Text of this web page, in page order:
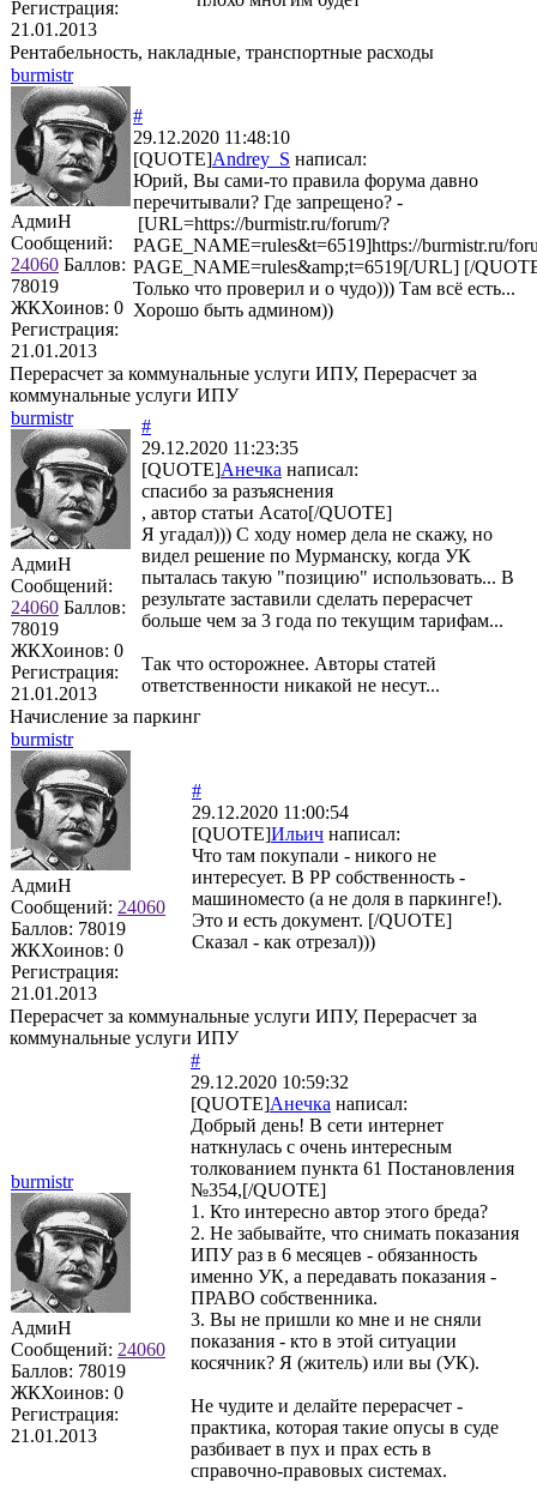
Регистрация:
21.01.2013
Рентабельность, накладные, транспортные расходы
burmistr
АдмиН
Сообщений:
24060 Баллов:
78019
ЖКХоинов: 0
Регистрация:
21.01.2013
#
29.12.2020 11:48:10
[QUOTE]Andrey_S написал:
Юрий, Вы сами-то правила форума давно
перечитывали? Где запрещено? -
[URL=https://burmistr.ru/forum/?
PAGE_NAME=rules&t=6519]https://burmistr.ru/
PAGE_NAME=rules&amp;t=6519[/URL] [/
Только что проверил и о чудо))) Там всё есть...
Хорошо быть админом))
Перерасчет за коммунальные услуги ИПУ, Перерасчет за
коммунальные услуги ИПУ
burmistr
АдмиН
Сообщений:
24060 Баллов:
78019
ЖКХоинов: 0
Регистрация:
21.01.2013
#
29.12.2020 11:23:35
[QUOTE]Анечка написал:
спасибо за разъяснения
, автор статьи Асато[/QUOTE]
Я угадал))) С ходу номер дела не скажу, но
видел решение по Мурманску, когда УК
пыталась такую "позицию" использовать... В
результате заставили сделать перерасчет
больше чем за 3 года по текущим тарифам...
Так что осторожнее. Авторы статей
ответственности никакой не несут...
Начисление за паркинг
burmistr
АдмиН
Сообщений: 24060
Баллов: 78019
ЖКХоинов: 0
Регистрация:
21.01.2013
#
29.12.2020 11:00:54
[QUOTE]Ильич написал:
Что там покупали - никого не
интересует. В РР собственность -
машиноместо (а не доля в паркинге!).
Это и есть документ. [/QUOTE]
Сказал - как отрезал)))
Перерасчет за коммунальные услуги ИПУ, Перерасчет за
коммунальные услуги ИПУ
burmistr
АдмиН
Сообщений: 24060
Баллов: 78019
ЖКХоинов: 0
Регистрация:
21.01.2013
#
29.12.2020 10:59:32
[QUOTE]Анечка написал:
Добрый день! В сети интернет
наткнулась с очень интересным
толкованием пункта 61 Постановления
№354,[/QUOTE]
1. Кто интересно автор этого бреда?
2. Не забывайте, что снимать показания
ИПУ раз в 6 месяцев - обязанность
именно УК, а передавать показания -
ПРАВО собственника.
3. Вы не пришли ко мне и не сняли
показания - кто в этой ситуации
косячник? Я (житель) или вы (УК).
Не чудите и делайте перерасчет -
практика, которая такие опусы в суде
разбивает в пух и прах есть в
справочно-правовых системах.